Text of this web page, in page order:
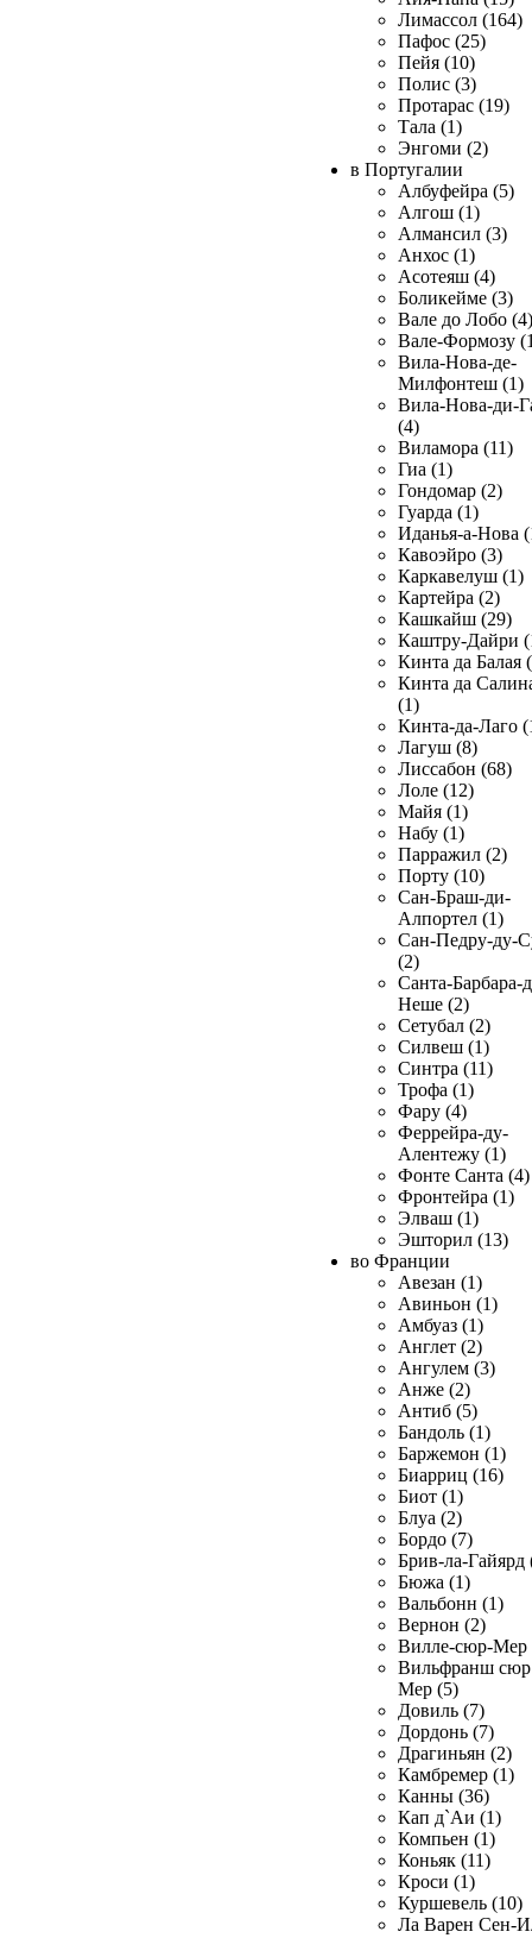
Лимассол (164)
Пафос (25)
Пейя (10)
Полис (3)
Протарас (19)
Тала (1)
Энгоми (2)
в Португалии
Албуфейра (5)
Алгош (1)
Алмансил (3)
Анхос (1)
Асотеяш (4)
Боликейме (3)
Вале до Лобо (4)
Вале-Формозу
Вила-Нова-де-
Милфонтеш (1)
Вила-Нова-ди-
(4)
Виламора (11)
Гиа (1)
Гондомар (2)
Гуарда (1)
Иданья-а-Нова
Кавоэйро (3)
Каркавелуш (1)
Картейра (2)
Кашкайш (29)
Каштру-Дайри
Кинта да Балая
Кинта да
(1)
Кинта-да-Лаго
Лагуш (8)
Лиссабон (68)
Лоле (12)
Майя (1)
Набу (1)
Парражил (2)
Порту (10)
Сан-Браш-ди-
Алпортел (1)
Сан-Педру-ду-
(2)
Санта-Барбара-
Неше (2)
Сетубал (2)
Силвеш (1)
Синтра (11)
Трофа (1)
Фару (4)
Феррейра-ду-
Алентежу (1)
Фонте Санта (4)
Фронтейра (1)
Элваш (1)
Эшторил (13)
во Франции
Авезан (1)
Авиньон (1)
Амбуаз (1)
Англет (2)
Ангулем (3)
Анже (2)
Антиб (5)
Бандоль (1)
Баржемон (1)
Биарриц (16)
Биот (1)
Блуа (2)
Бордо (7)
Брив-ла-Гайярд
Бюжа (1)
Вальбонн (1)
Вернон (2)
Вилле-сюр-Мер
Вильфранш сюр
Мер (5)
Довиль (7)
Дордонь (7)
Драгиньян (2)
Камбремер (1)
Канны (36)
Кап д`Аи (1)
Компьен (1)
Коньяк (11)
Кроси (1)
Куршевель (10)
Ла Варен Сен-